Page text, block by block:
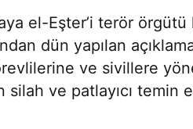
el-Eşter’i terör
dün yapılan
ve sivillere
silah ve patlayıcı temin